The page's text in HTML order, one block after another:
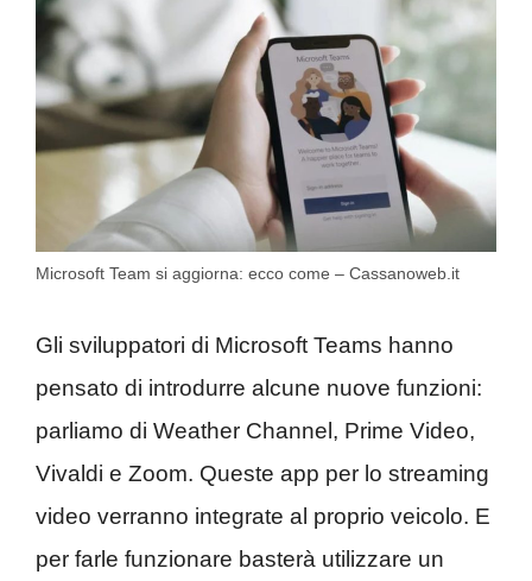
Microsoft Team si aggiorna: ecco come – Cassanoweb.it
Gli sviluppatori di Microsoft Teams hanno
pensato di introdurre alcune nuove funzioni:
parliamo di Weather Channel, Prime Video,
Vivaldi e Zoom. Queste app per lo streaming
video verranno integrate al proprio veicolo. E
per farle funzionare basterà utilizzare un